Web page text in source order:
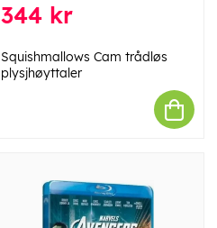
344 kr
Squishmallows Cam trådløs
plysjhøyttaler